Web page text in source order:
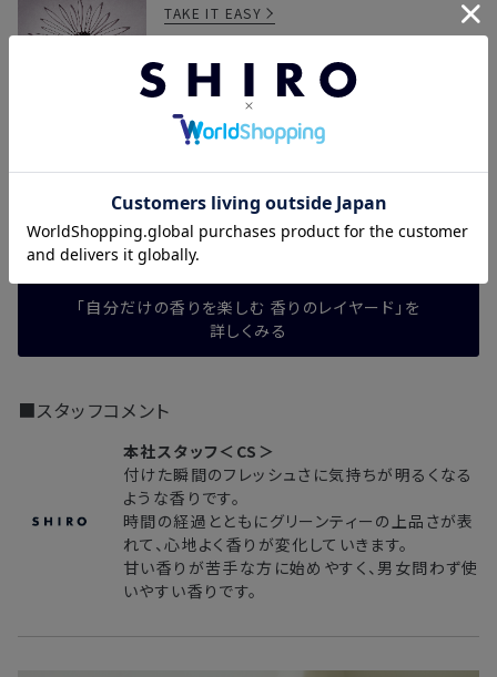
TAKE IT EASY
の深みのあるウッディが合わさって、より落ち着き
のある香りに。
PARISIAN SHIRT
り、カジュアルながらも上品な大人の雰囲気を演
「自分だけの香りを楽しむ 香りのレイヤード」を
詳しくみる
■スタッフコメント
本社スタッフ＜CS＞
付けた瞬間のフレッシュさに気持ちが明るくなる
ような香りです。
時間の経過とともにグリーンティーの上品さが表
れて、心地よく香りが変化していきます。
甘い香りが苦手な方に始めやすく、男女問わず使
いやすい香りです。